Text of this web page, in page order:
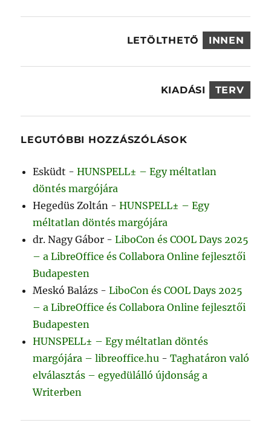
LETÖLTHETŐ INNEN
KIADÁSI TERV
LEGUTÓBBI HOZZÁSZÓLÁSOK
Esküdt -HUNSPELL± – Egy méltatlan
döntés margójára
Hegedüs Zoltán -HUNSPELL± – Egy
méltatlan döntés margójára
dr. Nagy Gábor -LiboCon és COOL Days 2025
– a LibreOffice és Collabora Online fejlesztői
Budapesten
Meskó Balázs -LiboCon és COOL Days 2025
– a LibreOffice és Collabora Online fejlesztői
Budapesten
HUNSPELL± – Egy méltatlan döntés
margójára – libreoffice.hu -Taghatáron való
elválasztás – egyedülálló újdonság a
Writerben